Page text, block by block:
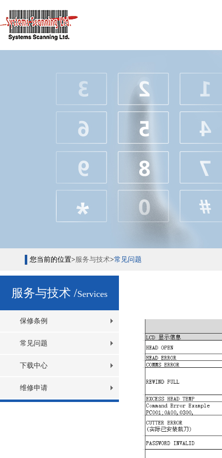
您当前的位置>服务与技术>常见问题
服务与技术 /Services
保修条例
常见问题
下载中心
维修申请